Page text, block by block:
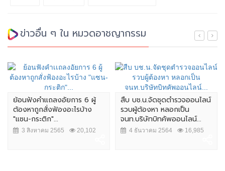
ข่าวอื่น ๆ ใน หมวดอาชญากรรม
ย้อนฟังคำเเถลงอัยการ 6 ผู้
ต้องหาถูกสั่งฟ้องอะไรบ้าง
"แซน-กระติก"...
3 สิงหาคม 2565 20,102
สืบ บช.น.จัดชุดตำรวจออนไลน์
รวบผู้ต้องหา หลอกเป็น
จนท.บริษัทบิทคัพออนไลน์...
4 ธันวาคม 2564 16,985